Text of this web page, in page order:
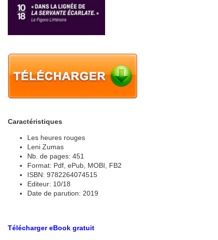
Caractéristiques
Les heures rouges
Leni Zumas
Nb. de pages: 451
Format: Pdf, ePub, MOBI, FB2
ISBN: 9782264074515
Editeur: 10/18
Date de parution: 2019
Télécharger eBook gratuit